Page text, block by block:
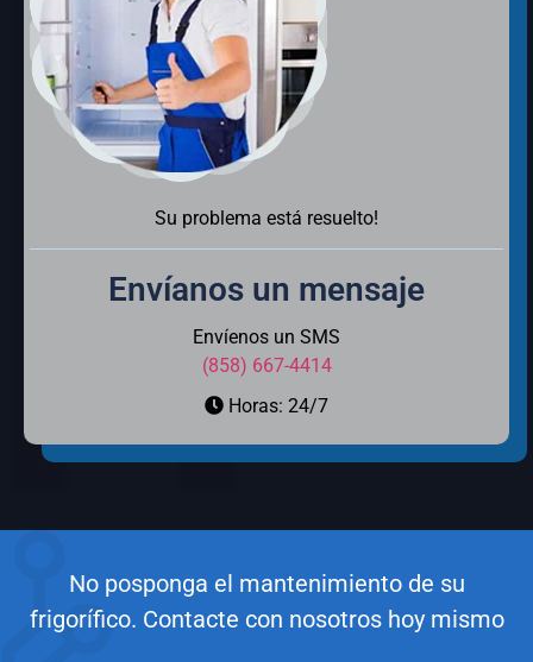
Su problema está resuelto!
Envíanos un mensaje
Envíenos un SMS
(858) 667-4414
Horas: 24/7
No posponga el mantenimiento de su
frigorífico. Contacte con nosotros hoy mismo